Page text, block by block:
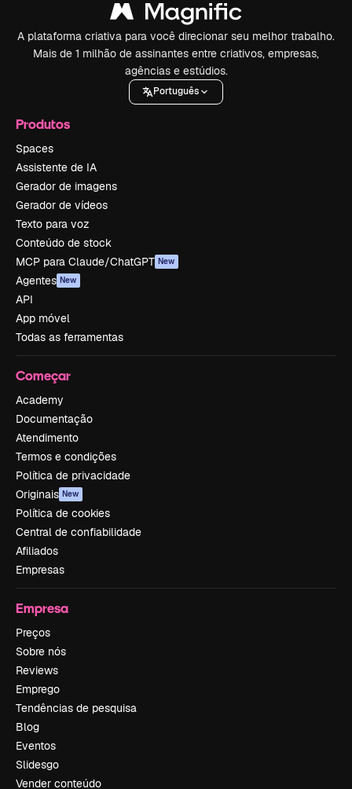
A plataforma criativa para você direcionar seu melhor trabalho.
Mais de 1 milhão de assinantes entre criativos, empresas,
agências e estúdios.
Português
Produtos
Spaces
Assistente de IA
Gerador de imagens
Gerador de vídeos
Texto para voz
Conteúdo de stock
MCP para Claude/ChatGPT New
Agentes New
API
App móvel
Todas as ferramentas
Começar
Academy
Documentação
Atendimento
Termos e condições
Política de privacidade
Originais New
Política de cookies
Central de confiabilidade
Afiliados
Empresas
Empresa
Preços
Sobre nós
Reviews
Emprego
Tendências de pesquisa
Blog
Eventos
Slidesgo
Vender conteúdo